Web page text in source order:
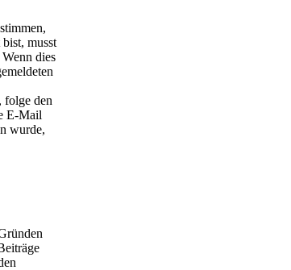
musst
dies
folge den
E-Mail
wurde,